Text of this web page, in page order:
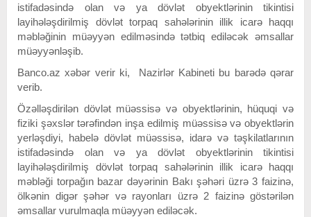
istifadəsində olan və ya dövlət obyektlərinin tikintisi
layihələşdirilmiş dövlət torpaq sahələrinin illik icarə haqqı
məbləğinin müəyyən edilməsində tətbiq ediləcək əmsallar
müəyyənləşib.
Banco.az xəbər verir ki, Nazirlər Kabineti bu barədə qərar
verib.
Özəlləşdirilən dövlət müəssisə və obyektlərinin, hüquqi və
fiziki şəxslər tərəfindən inşa edilmiş müəssisə və obyektlərin
yerləşdiyi, habelə dövlət müəssisə, idarə və təşkilatlarının
istifadəsində olan və ya dövlət obyektlərinin tikintisi
layihələşdirilmiş dövlət torpaq sahələrinin illik icarə haqqı
məbləği torpağın bazar dəyərinin Bakı şəhəri üzrə 3 faizinə,
ölkənin digər şəhər və rayonları üzrə 2 faizinə göstərilən
əmsallar vurulmaqla müəyyən ediləcək.